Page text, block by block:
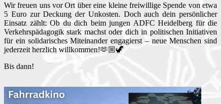
Wir freuen uns vor Ort über eine kleine freiwillige Spende von etwa
5 Euro zur Deckung der Unkosten. Doch auch dein persönlicher
Einsatz zählt: Ob du dich beim jungen ADFC Heidelberg für die
Verkehrspädagogik stark machst oder dich in politischen Initiativen
für ein solidarisches Miteinander engagierst – neue Menschen sind
jederzeit herzlich willkommen!🫶🏼🦖
Bis dann!